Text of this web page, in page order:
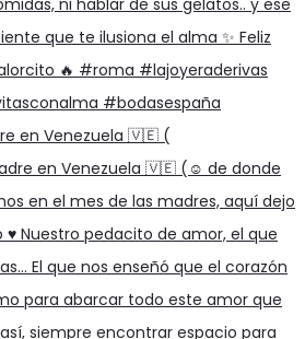
en Venezuela 🇻🇪 (